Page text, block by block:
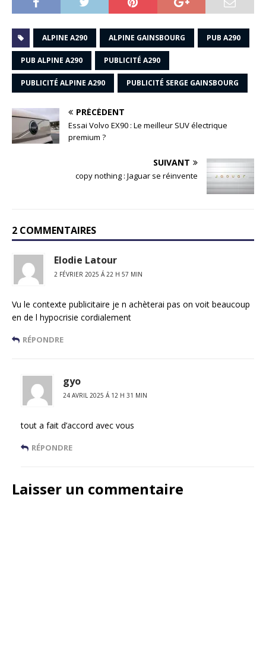
ALPINE A290 ALPINE GAINSBOURG PUB A290
PUB ALPINE A290 PUBLICITÉ A290
PUBLICITÉ ALPINE A290 PUBLICITÉ SERGE GAINSBOURG
PRÉCÉDENT
Essai Volvo EX90 : Le meilleur SUV électrique
premium ?
SUIVANT
copy nothing : Jaguar se réinvente
2 COMMENTAIRES
Elodie Latour
2 FÉVRIER 2025 Á 22 H 57 MIN
Vu le contexte publicitaire je n achèterai pas on voit beaucoup
en de l hypocrisie cordialement
RÉPONDRE
gyo
24 AVRIL 2025 Á 12 H 31 MIN
tout a fait d’accord avec vous
RÉPONDRE
Laisser un commentaire